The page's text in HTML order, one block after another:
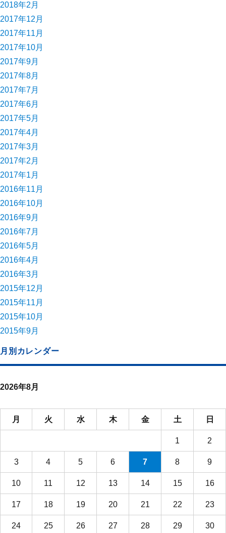
2018年2月
2017年12月
2017年11月
2017年10月
2017年9月
2017年8月
2017年7月
2017年6月
2017年5月
2017年4月
2017年3月
2017年2月
2017年1月
2016年11月
2016年10月
2016年9月
2016年7月
2016年5月
2016年4月
2016年3月
2015年12月
2015年11月
2015年10月
2015年9月
月別カレンダー
2026年8月
月 火 水 木 金 土 日
1 2
3 4 5 6 7 8 9
10 11 12 13 14 15 16
17 18 19 20 21 22 23
24 25 26 27 28 29 30